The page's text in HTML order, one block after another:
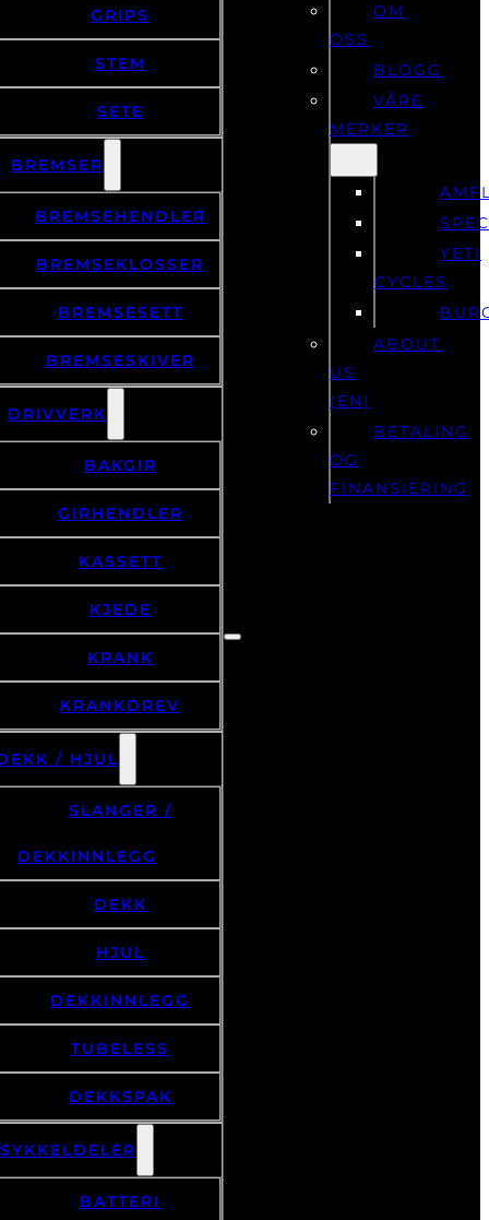
GRIPS
STEM
SETE
BREMSER
BREMSEHENDLER
BREMSEKLOSSER
BREMSESETT
BREMSESKIVER
DRIVVERK
BAKGIR
GIRHENDLER
KASSETT
KJEDE
KRANK
KRANKDREV
/ HJUL
SLANGER /
DEKKINNLEGG
DEKK
HJUL
DEKKINNLEGG
TUBELESS
DEKKSPAK
BATTERI
OM
OSS
BLOGG
VÅRE
MERKER
YETI
CYCLES
ABOUT
US
(EN)
BETALING
OG
FINANSIERING